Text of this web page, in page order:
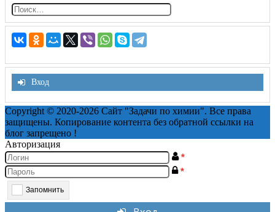
Н
а
й
т
и:
Вход
Copyright © 2020-2026 Сайт "Задачи по химии". Все права
защищены. Копирование контента без обратной ссылки на
блог запрещено !
Авторизация
*
*
Запомнить